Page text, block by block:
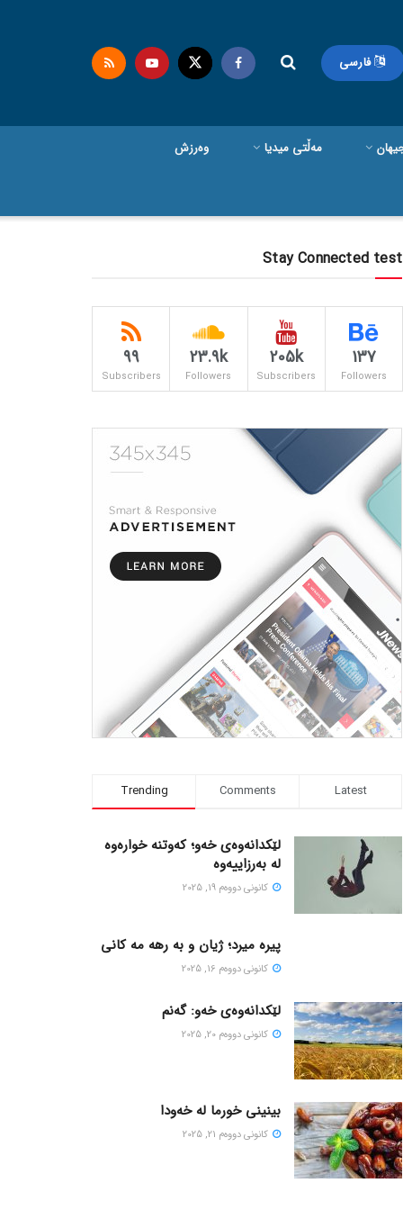
فارسی
مەڵتی میدیا وەرزش
Stay Connected test
137
Followers
205k
Subscribers
23.9k
Followers
99
Subscribers
Trending Comments Latest
لێکدانەوەی خەو؛ کەوتنە خوارەوە
لە بەرزاییەوە
كانونی دووه‌م 19, 2025
پیره میرد؛ ژیان و به رهه مه کانی
كانونی دووه‌م 16, 2025
لێکدانەوەی خەو: گەنم
كانونی دووه‌م 20, 2025
بینینی خورما لە خەودا
كانونی دووه‌م 21, 2025